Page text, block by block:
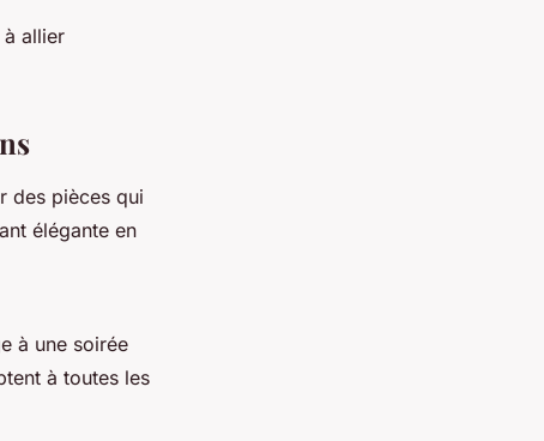
allier
des pièces qui
élégante en
à une soirée
à toutes les